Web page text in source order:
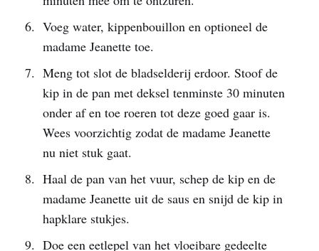
Voeg water, kippenbouillon en optioneel de
madame Jeanette toe.
Meng tot slot de bladselderij erdoor. Stoof de
kip in de pan met deksel tenminste 30 minuten
onder af en toe roeren tot deze goed gaar is.
Wees voorzichtig zodat de madame Jeanette
nu niet stuk gaat.
Haal de pan van het vuur, schep de kip en de
madame Jeanette uit de saus en snijd de kip in
hapklare stukjes.
Doe een eetlepel van het vloeibare gedeelte